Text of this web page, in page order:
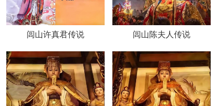
闾山许真君传说 闾山陈夫人传说